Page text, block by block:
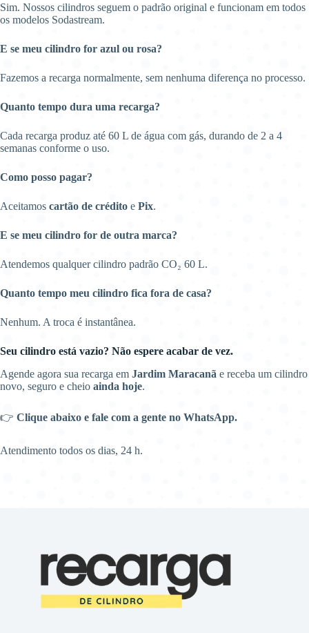
Sim. Nossos cilindros seguem o padrão original e funcionam em todos
os modelos Sodastream.
E se meu cilindro for azul ou rosa?
Fazemos a recarga normalmente, sem nenhuma diferença no processo.
Quanto tempo dura uma recarga?
Cada recarga produz até 60 L de água com gás, durando de 2 a 4
semanas conforme o uso.
Como posso pagar?
Aceitamos cartão de crédito e Pix.
E se meu cilindro for de outra marca?
Atendemos qualquer cilindro padrão CO₂ 60 L.
Quanto tempo meu cilindro fica fora de casa?
Nenhum. A troca é instantânea.
Seu cilindro está vazio? Não espere acabar de vez.
Agende agora sua recarga em Jardim Maracanã e receba um cilindro
novo, seguro e cheio ainda hoje.
👉 Clique abaixo e fale com a gente no WhatsApp.
Atendimento todos os dias, 24 h.